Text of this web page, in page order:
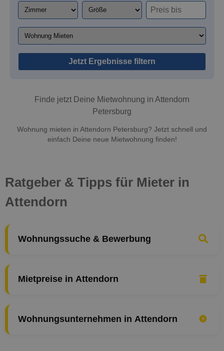
Jetzt Ergebnisse filtern
Finde jetzt Deine Mietwohnung in Attendorn
Petersburg
Wohnung mieten in Attendorn Petersburg? Jetzt schnell und
einfach Deine neue Mietwohnung finden!
Ratgeber & Tipps für Mieter in
Attendorn
Wohnungssuche & Bewerbung
Mietpreise in Attendorn
Wohnungsunternehmen in Attendorn